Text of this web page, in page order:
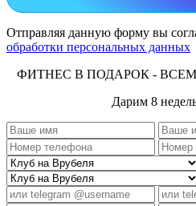
Отправляя данную форму вы
обработки персональных данных
ФИТНЕС В ПОДАРОК -
Дарим 8